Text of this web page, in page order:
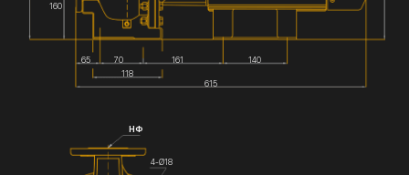
160
65 70 161
140
118
615
НФ
4-Ø18